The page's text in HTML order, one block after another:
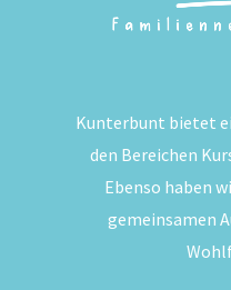
Kunterbunt bietet
den Bereichen
Ebenso haben
gemeinsamen